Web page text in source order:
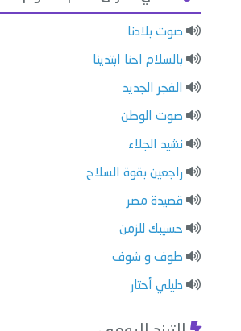
صوت بلادنا
بالسلام احنا ابتدينا
الفجر الجديد
صوت الوطن
نشيد الجلاء
راجعين بقوة السلاح
قصيدة مصر
حسيبك للزمن
طوف و شوف
دليلي أحتار